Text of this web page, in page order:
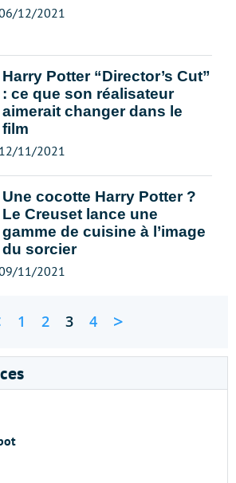
12/2021
Harry Potter “Director’s Cut”
: ce que son réalisateur
aimerait changer dans le
film
12/11/2021
Une cocotte Harry Potter ?
Le Creuset lance une
gamme de cuisine à l’image
du sorcier
11/2021
1 2 3 4 >